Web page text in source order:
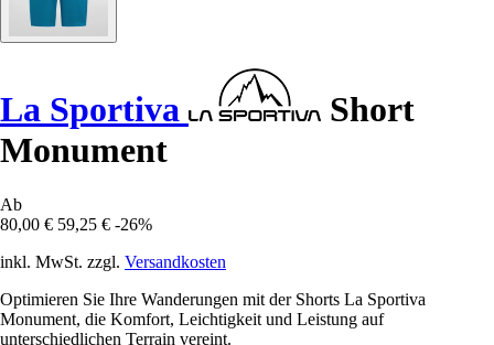
La Sportiva
Short
Monument
Ab
80,00 € 59,25 € -26%
inkl. MwSt. zzgl. Versandkosten
Optimieren Sie Ihre Wanderungen mit der Shorts La Sportiva
Monument, die Komfort, Leichtigkeit und Leistung auf
unterschiedlichen Terrain vereint.